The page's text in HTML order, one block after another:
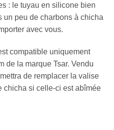
: le tuyau en silicone bien
un peu de charbons à chicha
avec vous.
compatible uniquement
de la marque Tsar. Vendu
de remplacer la valise
chicha si celle-ci est abîmée